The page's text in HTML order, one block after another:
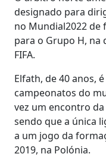
designado para
no Mundial2022 de
para o Grupo H, na
FIFA.
Elfath, de 40 anos,
campeonatos do
vez um encontro
sendo que a única
a um jogo da
2019, na Polónia.